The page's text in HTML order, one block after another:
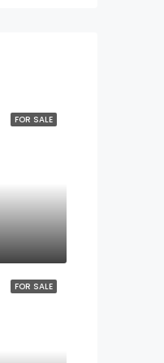
FOR SALE
FOR SALE